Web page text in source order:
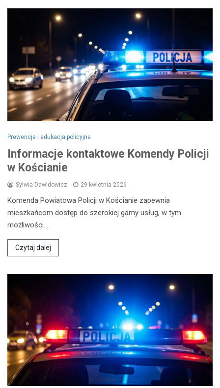
Prewencja i edukacja policyjna
Informacje kontaktowe Komendy Policji
w Kościanie
Sylwia Dawidowicz 29 kwietnia 2026
Komenda Powiatowa Policji w Kościanie zapewnia
mieszkańcom dostęp do szerokiej gamy usług, w tym
możliwości…
Czytaj dalej